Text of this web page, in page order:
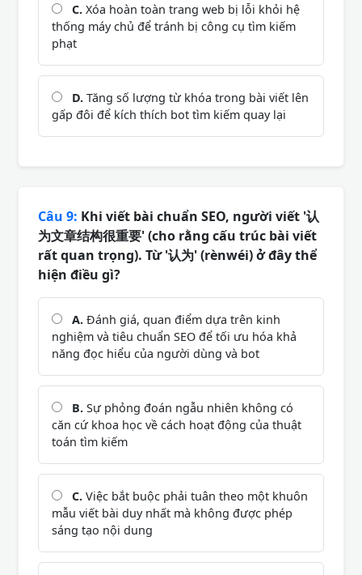
C. Xóa hoàn toàn trang web bị lỗi khỏi hệ
thống máy chủ để tránh bị công cụ tìm kiếm
phạt
D. Tăng số lượng từ khóa trong bài viết lên
gấp đôi để kích thích bot tìm kiếm quay lại
Câu 9: Khi viết bài chuẩn SEO, người viết '认
为文章结构很重要' (cho rằng cấu trúc bài viết
rất quan trọng). Từ '认为' (rènwéi) ở đây thể
hiện điều gì?
A. Đánh giá, quan điểm dựa trên kinh
nghiệm và tiêu chuẩn SEO để tối ưu hóa khả
năng đọc hiểu của người dùng và bot
B. Sự phỏng đoán ngẫu nhiên không có
căn cứ khoa học về cách hoạt động của thuật
toán tìm kiếm
C. Việc bắt buộc phải tuân theo một khuôn
mẫu viết bài duy nhất mà không được phép
sáng tạo nội dung